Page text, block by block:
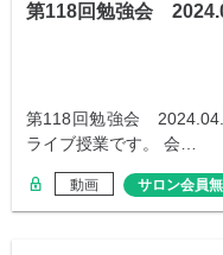
第118回勉強会
第118回勉強会
ライブ授業です。 会…
動画 サロン会員